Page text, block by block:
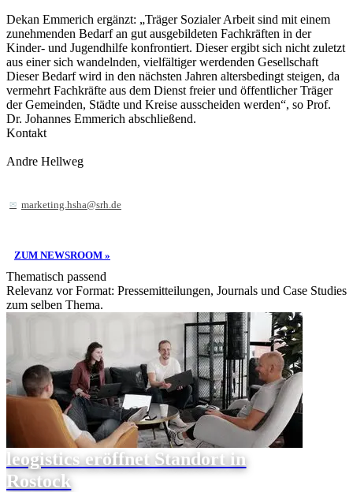
Dekan Emmerich ergänzt: „Träger Sozialer Arbeit sind mit einem
zunehmenden Bedarf an gut ausgebildeten Fachkräften in der
Kinder- und Jugendhilfe konfrontiert. Dieser ergibt sich nicht zuletzt
aus einer sich wandelnden, vielfältiger werdenden Gesellschaft
Dieser Bedarf wird in den nächsten Jahren altersbedingt steigen, da
vermehrt Fachkräfte aus dem Dienst freier und öffentlicher Träger
der Gemeinden, Städte und Kreise ausscheiden werden“, so Prof.
Dr. Johannes Emmerich abschließend.
Kontakt
Andre Hellweg
marketing.hsha@srh.de
ZUM NEWSROOM »
Thematisch passend
Relevanz vor Format: Pressemitteilungen, Journals und Case Studies
zum selben Thema.
leogistics eröffnet Standort in
Rostock